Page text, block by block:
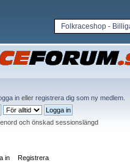
Folkraceshop -
in eller registrera dig som ny medlem
och önskad sessionslängd
in Registrera